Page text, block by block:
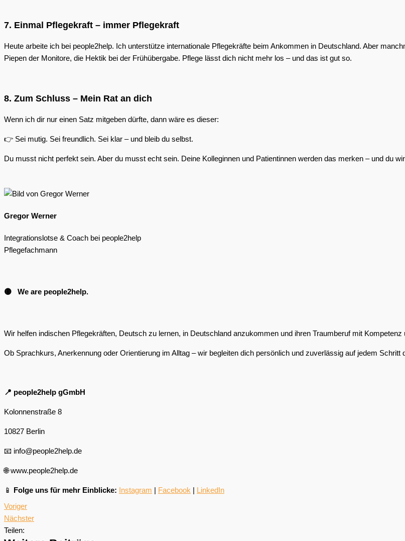
7. Einmal Pflegekraft – immer Pflegekraft
Heute arbeite ich bei people2help. Ich unterstütze internationale Pflegekräfte beim Ankommen in Deutschland. Aber
Piepen der Monitore, die Hektik bei der Frühübergabe. Pflege lässt dich nicht mehr los – und das ist gut so.
8. Zum Schluss – Mein Rat an dich
Wenn ich dir nur einen Satz mitgeben dürfte, dann wäre es dieser:
👉 Sei mutig. Sei freundlich. Sei klar – und bleib du selbst.
Du musst nicht perfekt sein. Aber du musst echt sein. Deine Kolleginnen und Patientinnen werden das merken – und du
Gregor Werner
Integrationslotse & Coach bei people2help
Pflegefachmann
🟡 We are people2help.
Wir helfen indischen Pflegekräften, Deutsch zu lernen, in Deutschland anzukommen und ihren Traumberuf mit Kompetenz
Ob Sprachkurs, Anerkennung oder Orientierung im Alltag – wir begleiten dich persönlich und zuverlässig auf jedem Schritt
📍 people2help gGmbH
Kolonnenstraße 8
10827 Berlin
📧 info@people2help.de
🌐 www.people2help.de
📱 Folge uns für mehr Einblicke: Instagram | Facebook | LinkedIn
Voriger
Nächster
Teilen: